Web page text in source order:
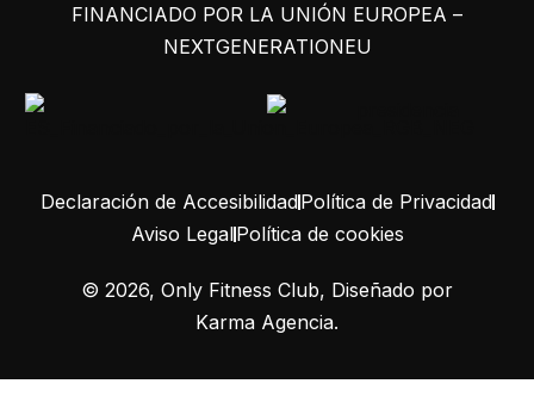
FINANCIADO POR LA UNIÓN EUROPEA –
NEXTGENERATIONEU
Declaración de AccesibilidadPolítica de Privacidad
Aviso LegalPolítica de cookies
© 2026, Only Fitness Club, Diseñado por
Karma Agencia.